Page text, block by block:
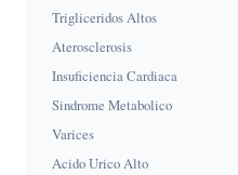
Trigliceridos Altos
Aterosclerosis
Insuficiencia Cardiaca
Sindrome Metabolico
Varices
Acido Urico Alto